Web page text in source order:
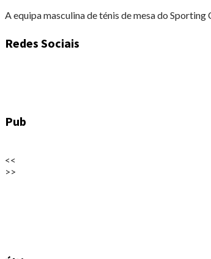
A equipa masculina de ténis de mesa do
Redes Sociais
Pub
<<
>>